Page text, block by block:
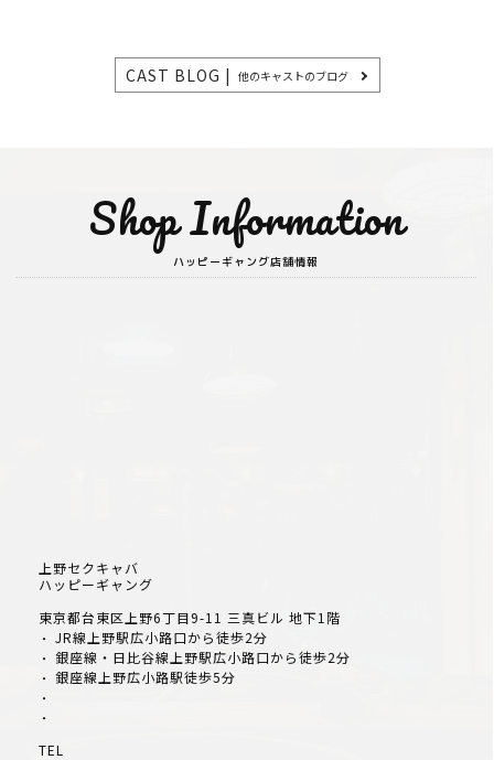
CAST BLOG | 他のキャストのブログ
Shop Information
ハッピーギャング店舗情報
上野セクキャバ
ハッピーギャング
東京都台東区上野6丁目9-11 三真ビル 地下1階
・ JR線上野駅広小路口から徒歩2分
・ 銀座線・日比谷線上野駅広小路口から徒歩2分
・ 銀座線上野広小路駅徒歩5分
・
・
TEL